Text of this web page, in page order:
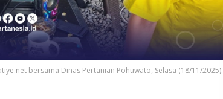
bersama Dinas Pertanian Pohuwato, Selasa (18/11/2025).